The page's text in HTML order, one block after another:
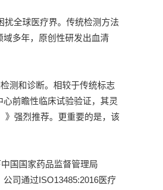
扰全球医疗界。传统检测方法
多年，原创性研发出血清
测和诊断。相较于传统标志
前瞻性临床试验验证，其灵
》强烈推荐。更重要的是，该
国国家药品监督管理局
司通过ISO13485:2016医疗